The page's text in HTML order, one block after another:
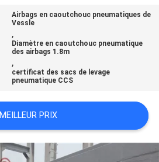
Airbags en caoutchouc pneumatiques de
Vessle
,
Diamètre en caoutchouc pneumatique
des airbags 1.8m
,
certificat des sacs de levage
pneumatique CCS
MEILLEUR PRIX